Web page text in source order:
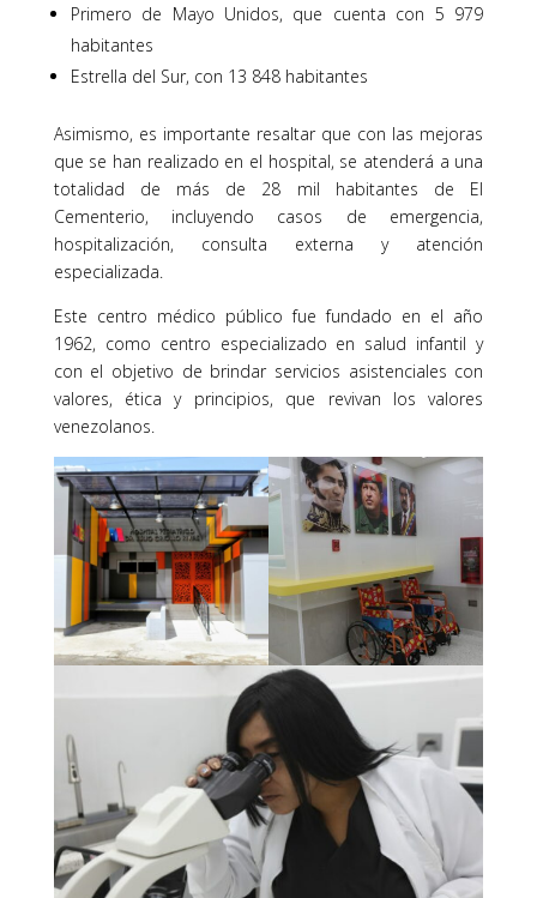
Primero de Mayo Unidos, que cuenta con 5 979
habitantes
Estrella del Sur, con 13 848 habitantes
Asimismo, es importante resaltar que con las mejoras
que se han realizado en el hospital, se atenderá a una
totalidad de más de 28 mil habitantes de El
Cementerio, incluyendo casos de emergencia,
hospitalización, consulta externa y atención
especializada.
Este centro médico público fue fundado en el año
1962, como centro especializado en salud infantil y
con el objetivo de brindar servicios asistenciales con
valores, ética y principios, que revivan los valores
venezolanos.